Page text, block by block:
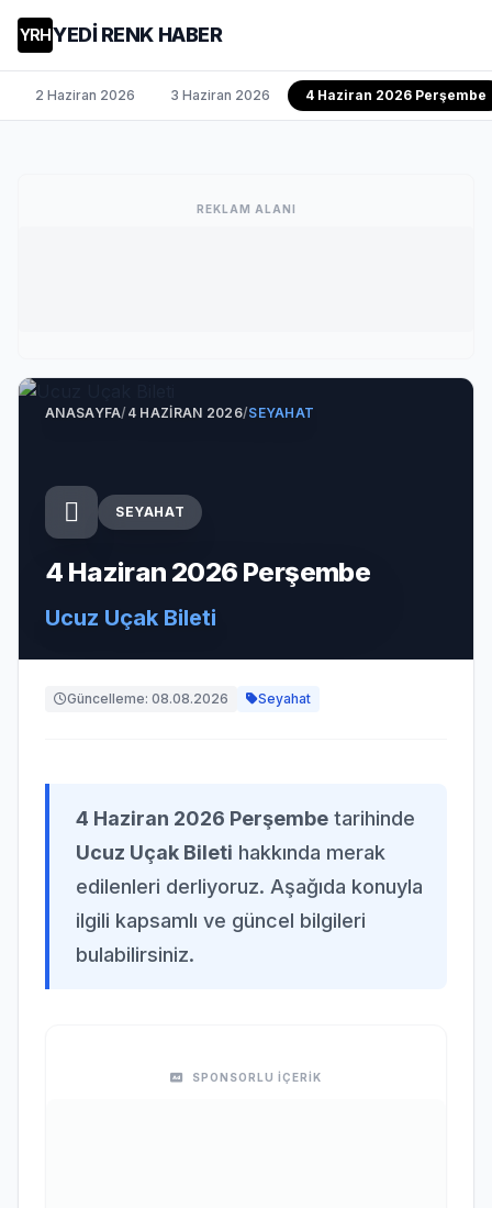
YRHYEDİ RENK HABER
2 Haziran 2026 3 Haziran 2026 4 Haziran 2026 Perşembe
REKLAM ALANI
ANASAYFA/4 HAZIRAN 2026/SEYAHAT
SEYAHAT
4 Haziran 2026 Perşembe
Ucuz Uçak Bileti
Güncelleme: 08.08.2026 Seyahat
4 Haziran 2026 Perşembe tarihinde
Ucuz Uçak Bileti hakkında merak
edilenleri derliyoruz. Aşağıda konuyla
ilgili kapsamlı ve güncel bilgileri
bulabilirsiniz.
SPONSORLU İÇERİK